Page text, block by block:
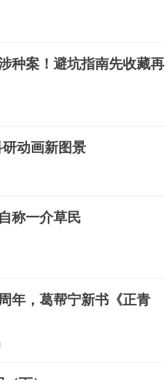
种案！避坑指南先收藏再
动画新图景
称一介草民
年，葛帮宁新书《正青